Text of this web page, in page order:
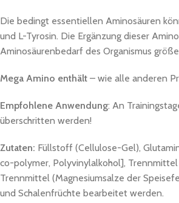
Die bedingt essentiellen Aminosäuren
und L-Tyrosin. Die Ergänzung dieser
Aminosäurenbedarf des Organismus
Mega Amino enthält – wie alle anderen
Empfohlene Anwendung: An
überschritten werden!
Zutaten: Füllstoff (Cellulose-Gel),
co-polymer, Polyvinylalkohol],
Trennmittel (Magnesiumsalze der
und Schalenfrüchte bearbeitet werden.